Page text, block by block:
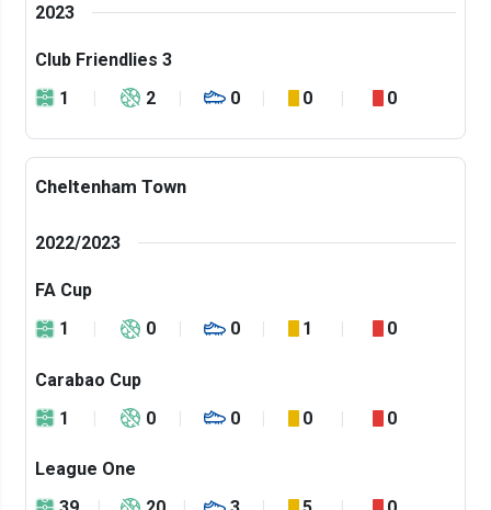
2023
Club Friendlies 3
1
2 0 0 0
Cheltenham Town
2022/2023
FA Cup
1
0 0 1 0
Carabao Cup
1
0 0 0 0
League One